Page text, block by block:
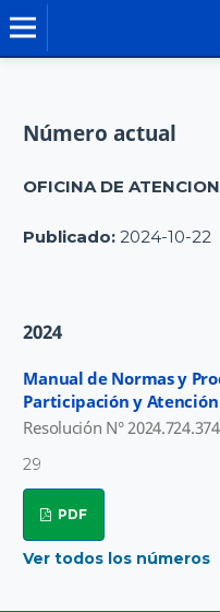
Número actual
OFICINA DE
Publicado:2024-10-22
2024
Manual de Normas y
Participación y
Resolución N° 2024.724.374
29
PDF
Ver todos los números